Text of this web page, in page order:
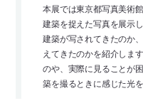
本展では東京都写真美術
建築を捉えた写真を展示
建築が写されてきたのか
えてきたのかを紹介しま
のや、実際に見ることが
築を撮るときに感じた光